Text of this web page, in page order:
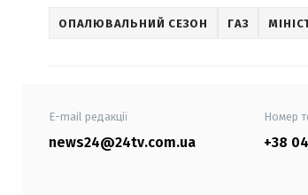
ОПАЛЮВАЛЬНИЙ СЕЗОН ГАЗ
E-mail редакції
news24@24tv.com.ua
Номер
+38